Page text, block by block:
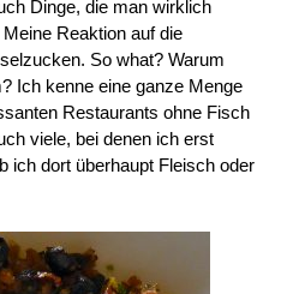
Dinge, die man wirklich
Reaktion auf die
So what? Warum
Ich kenne eine ganze Menge
Restaurants ohne Fisch
viele, bei denen ich erst
ich dort überhaupt Fleisch oder